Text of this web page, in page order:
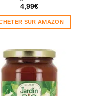
4,99€
SUR AMAZON